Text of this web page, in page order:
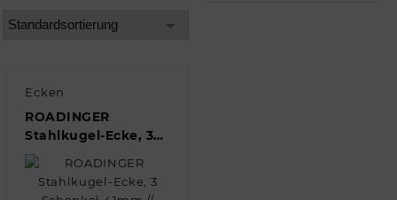
Ecken
ROADINGER
Stahlkugel-Ecke, 3
Schenkel 41mm //
ROADINGER Steel
Call Corner, 3 …